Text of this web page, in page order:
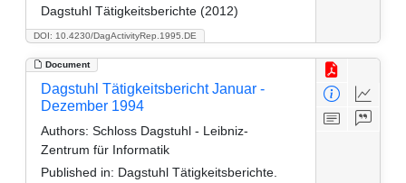
DOI: 10.4230/DagActivityRep.1995.DE
Dagstuhl Tätigkeitsberichte (2012)
Document
Dagstuhl Tätigkeitsbericht Januar -
Dezember 1994
Authors: Schloss Dagstuhl - Leibniz-
Zentrum für Informatik
Published in: Dagstuhl Tätigkeitsberichte.